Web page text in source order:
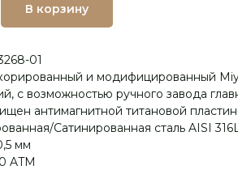
В корзину
01
и модифицированный
с возможностью ручного завода
антимагнитной титановой
Сатинированная сталь AISI
мм
ATM